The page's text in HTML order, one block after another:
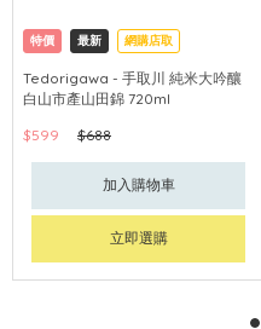
特價 最新 網購店取
Tedorigawa - 手取川 純米大吟釀
白山市產山田錦 720ml
$599
$688
加入購物車
立即選購